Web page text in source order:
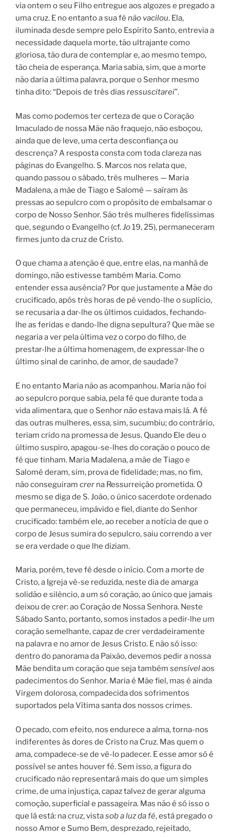
via ontem o seu Filho entregue aos algozes e pregado a
uma cruz. E no entanto a sua fé não vacilou. Ela,
iluminada desde sempre pelo Espírito Santo, entrevia a
necessidade daquela morte, tão ultrajante como
gloriosa, tão dura de contemplar e, ao mesmo tempo,
tão cheia de esperança. Maria sabia, sim, que a morte
não daria a última palavra, porque o Senhor mesmo
tinha dito: “Depois de três dias ressuscitarei”.
Mas como podemos ter certeza de que o Coração
Imaculado de nossa Mãe não fraquejo, não esboçou,
ainda que de leve, uma certa desconfiança ou
descrença? A resposta consta com toda clareza nas
páginas do Evangelho. S. Marcos nos relata que,
quando passou o sábado, três mulheres — Maria
Madalena, a mãe de Tiago e Salomé — saíram às
pressas ao sepulcro com o propósito de embalsamar o
corpo de Nosso Senhor. São três mulheres fidelíssimas
que, segundo o Evangelho (cf.Jo19, 25), permaneceram
firmes junto da cruz de Cristo.
O que chama a atenção é que, entre elas, na manhã de
domingo, não estivesse também Maria. Como
entender essa ausência? Por que justamente a Mãe do
crucificado, após três horas de pé vendo-lhe o suplício,
se recusaria a dar-lhe os últimos cuidados, fechando-
lhe as feridas e dando-lhe digna sepultura? Que mãe se
negaria a ver pela última vez o corpo do filho, de
prestar-lhe a última homenagem, de expressar-lhe o
último sinal de carinho, de amor, de saudade?
E no entanto Maria não as acompanhou. Maria não foi
ao sepulcro porque sabia, pela fé que durante toda a
vida alimentara, que o Senhornãoestava mais lá. A fé
das outras mulheres, essa, sim, sucumbiu; do contrário,
teriam crido na promessa de Jesus. Quando Ele deu o
último suspiro, apagou-se-lhes do coração o pouco de
fé que tinham. Maria Madalena, a mãe de Tiago e
Salomé deram, sim, prova de fidelidade; mas, no fim,
não conseguiram crer na Ressurreição prometida. O
mesmo se diga de S. João, o único sacerdote ordenado
que permaneceu, impávido e fiel, diante do Senhor
crucificado: também ele, ao receber a notícia de que o
corpo de Jesus sumira do sepulcro, saiu correndo a ver
se era verdade o que lhe diziam.
Maria, porém, teve fé desde o início. Com a morte de
Cristo, a Igreja vê-se reduzida, neste dia de amarga
solidão e silêncio, a um só coração, ao único que jamais
deixou de crer: ao Coração de Nossa Senhora. Neste
Sábado Santo, portanto, somos instados a pedir-lhe um
coração semelhante, capaz de crer verdadeiramente
na palavra e no amor de Jesus Cristo. E não só isso:
dentro do panorama da Paixão, devemos pedir a nossa
Mãe bendita um coração que seja também sensívelaos
padecimentos do Senhor. Maria é Mãe fiel, mas é ainda
Virgem dolorosa, compadecida dos sofrimentos
suportados pela Vítima santa dos nossos crimes.
O pecado, com efeito, nos endurece a alma, torna-nos
indiferentes às dores de Cristo na Cruz. Mas quem o
ama, compadece-se de vê-lo padecer. E esse amor só é
possível se antes houver fé. Sem isso, a figura do
crucificado não representará mais do que um simples
crime, de uma injustiça, capaz talvez de gerar alguma
comoção, superficial e passageira. Mas não é só isso o
que lá está: na cruz, vistasob a luz da fé, está pregado o
nosso Amor e Sumo Bem, desprezado, rejeitado,